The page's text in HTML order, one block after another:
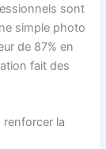
sont
simple photo
de 87% en
fait des
renforcer la